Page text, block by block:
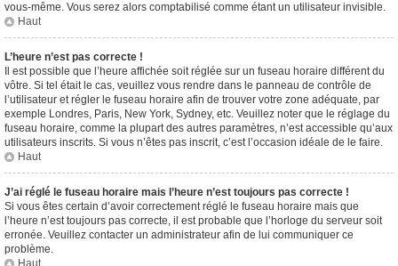
vous-même. Vous serez alors comptabilisé comme étant un utilisateur invisible.
Haut
L’heure n’est pas correcte !
Il est possible que l’heure affichée soit réglée sur un fuseau horaire différent du
vôtre. Si tel était le cas, veuillez vous rendre dans le panneau de contrôle de
l’utilisateur et régler le fuseau horaire afin de trouver votre zone adéquate, par
exemple Londres, Paris, New York, Sydney, etc. Veuillez noter que le réglage du
fuseau horaire, comme la plupart des autres paramètres, n’est accessible qu’aux
utilisateurs inscrits. Si vous n’êtes pas inscrit, c’est l’occasion idéale de le faire.
Haut
J’ai réglé le fuseau horaire mais l’heure n’est toujours pas correcte !
Si vous êtes certain d’avoir correctement réglé le fuseau horaire mais que
l’heure n’est toujours pas correcte, il est probable que l’horloge du serveur soit
erronée. Veuillez contacter un administrateur afin de lui communiquer ce
problème.
Haut